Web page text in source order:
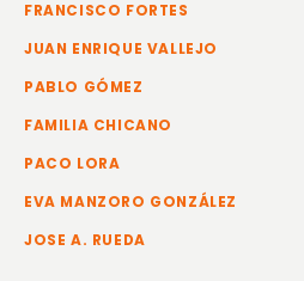
FRANCISCO FORTES
JUAN ENRIQUE VALLEJO
PABLO GÓMEZ
FAMILIA CHICANO
PACO LORA
EVA MANZORO GONZÁLEZ
JOSE A. RUEDA